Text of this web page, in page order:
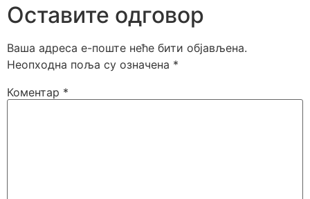
Оставите одговор
Ваша адреса е-поште неће бити објављена.
Неопходна поља су означена *
Коментар *